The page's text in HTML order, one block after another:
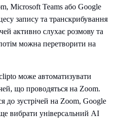
Microsoft Teams або Google
запису та транскрибування
активно слухає розмову та
можна перетворити на
може автоматизувати
що проводяться на Zoom.
до зустрічей на Zoom, Google
вибрати універсальний AI